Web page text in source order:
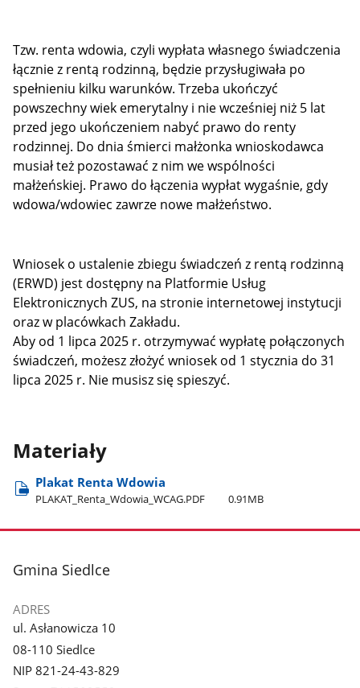
Tzw. renta wdowia, czyli wypłata własnego świadczenia
łącznie z rentą rodzinną, będzie przysługiwała po
spełnieniu kilku warunków. Trzeba ukończyć
powszechny wiek emerytalny i nie wcześniej niż 5 lat
przed jego ukończeniem nabyć prawo do renty
rodzinnej. Do dnia śmierci małżonka wnioskodawca
musiał też pozostawać z nim we wspólności
małżeńskiej. Prawo do łączenia wypłat wygaśnie, gdy
wdowa/wdowiec zawrze nowe małżeństwo.
Wniosek o ustalenie zbiegu świadczeń z rentą rodzinną
(ERWD) jest dostępny na Platformie Usług
Elektronicznych ZUS, na stronie internetowej instytucji
oraz w placówkach Zakładu.
Aby od 1 lipca 2025 r. otrzymywać wypłatę połączonych
świadczeń, możesz złożyć wniosek od 1 stycznia do 31
lipca 2025 r. Nie musisz się spieszyć.
Materiały
Plakat Renta Wdowia
PLAKAT​_Renta​_Wdowia​_WCAG.PDF 0.91MB
stopka
Gmina Siedlce
ADRES
ul. Asłanowicza 10
08-110 Siedlce
NIP 821-24-43-829